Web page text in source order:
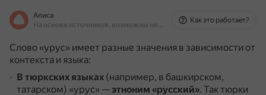
Алиса
На основе источников, возможны неточности
Как это работает?
Слово «урус» имеет разные значения в зависимости от
контекста и языка:
В тюркских языках (например, в башкирском,
татарском) «урус» — этноним «русский». Так тюрки